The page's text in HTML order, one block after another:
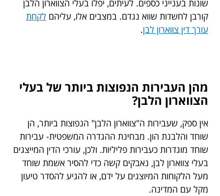
שונות בענייני כספים. לעיתים, יפלו בעלי הצווארון הלבן
קורבן לחשדות שווא נגדם. במצבים אלו, עליהם לקחת
עורך דין צווארון לבן.
מהן העבירות הנפוצות ביותר של בעלי
הצווארון הלבן?
אין ספק, שעבירות ה"צווארון הלבן" הנפוצות ביותר, הן
שוחד והלבנת הון. מבחינת ההגדרה המשפטית- עבירות
שוחד מוגדרות כעבירות פליליות. ולכן, עורכי הדין המייצגים
בעלי צווארון לבן, נאבקים קשה כדי להסיר אשמת שוחד
מעל הלקוחות המיוצגים על ידם, או להגיע להסדר טיעון
מקל עם המדינה.